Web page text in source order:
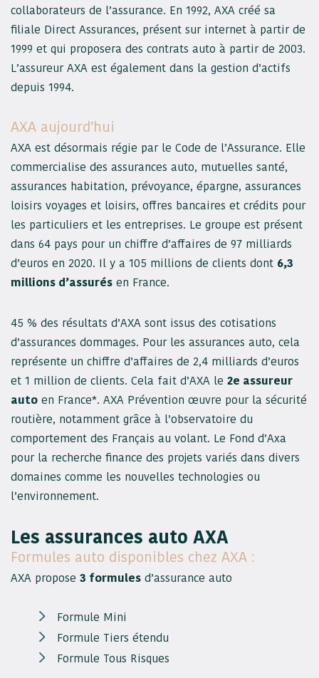
collaborateurs de l’assurance. En 1992, AXA créé sa
filiale Direct Assurances, présent sur internet à partir de
1999 et qui proposera des contrats auto à partir de 2003.
L’assureur AXA est également dans la gestion d’actifs
depuis 1994.
AXA aujourd’hui
AXA est désormais régie par le Code de l’Assurance. Elle
commercialise des assurances auto, mutuelles santé,
assurances habitation, prévoyance, épargne, assurances
loisirs voyages et loisirs, offres bancaires et crédits pour
les particuliers et les entreprises. Le groupe est présent
dans 64 pays pour un chiffre d’affaires de 97 milliards
d’euros en 2020. Il y a 105 millions de clients dont 6,3
millions d’assurés en France.
45 % des résultats d’AXA sont issus des cotisations
d’assurances dommages. Pour les assurances auto, cela
représente un chiffre d’affaires de 2,4 milliards d’euros
et 1 million de clients. Cela fait d’AXA le 2e assureur
auto en France*. AXA Prévention œuvre pour la sécurité
routière, notamment grâce à l’observatoire du
comportement des Français au volant. Le Fond d’Axa
pour la recherche finance des projets variés dans divers
domaines comme les nouvelles technologies ou
l’environnement.
Les assurances auto AXA
Formules auto disponibles chez AXA :
AXA propose 3 formules d’assurance auto
Formule Mini
Formule Tiers étendu
Formule Tous Risques